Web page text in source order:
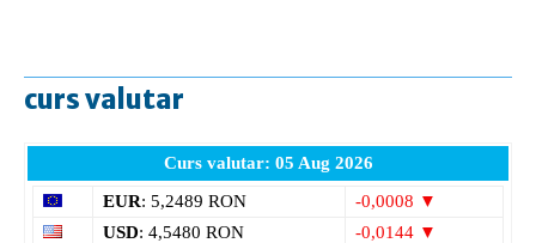
curs valutar
Curs valutar: 05 Aug 2026
EUR: 5,2489 RON
-0,0008 ▼
USD: 4,5480 RON
-0,0144 ▼